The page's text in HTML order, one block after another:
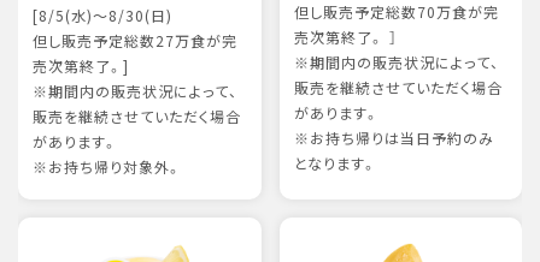
[8/5(水)～8/30(日)
但し販売予定総数27万食が完
売次第終了。]
※期間内の販売状況によって、
販売を継続させていただく場合
があります。
※お持ち帰り対象外。
但し販売予定総数70万食が完
売次第終了。 ］
※期間内の販売状況によって、
販売を継続させていただく場合
があります。
※お持ち帰りは当日予約のみ
となります。